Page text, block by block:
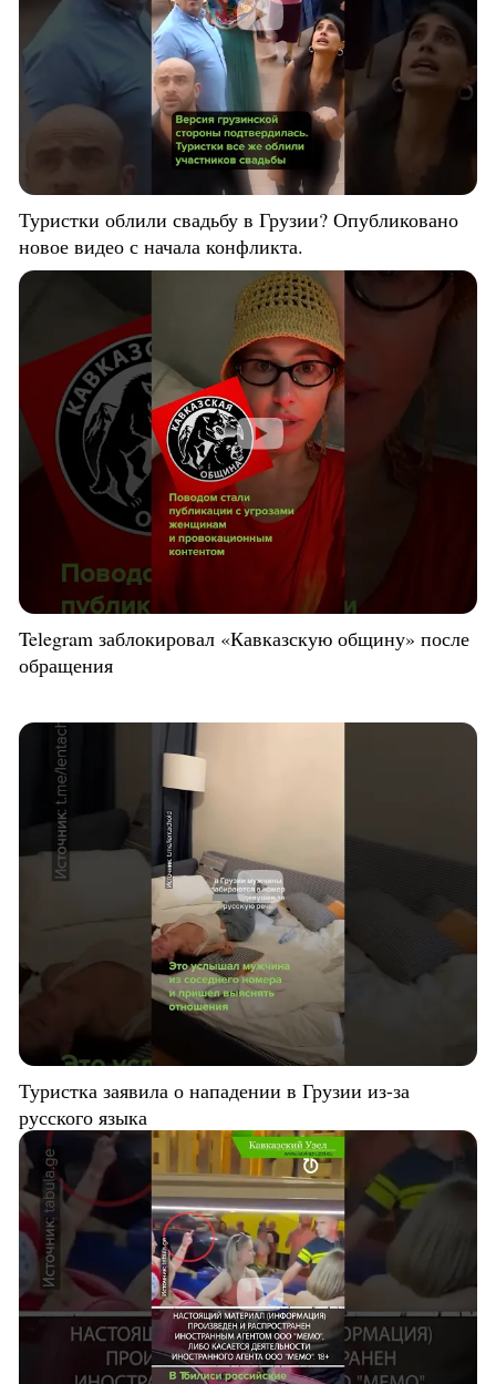
Туристки облили свадьбу в Грузии? Опубликовано
новое видео с начала конфликта.
Telegram заблокировал «Кавказскую общину» после
обращения
Туристка заявила о нападении в Грузии из-за
русского языка